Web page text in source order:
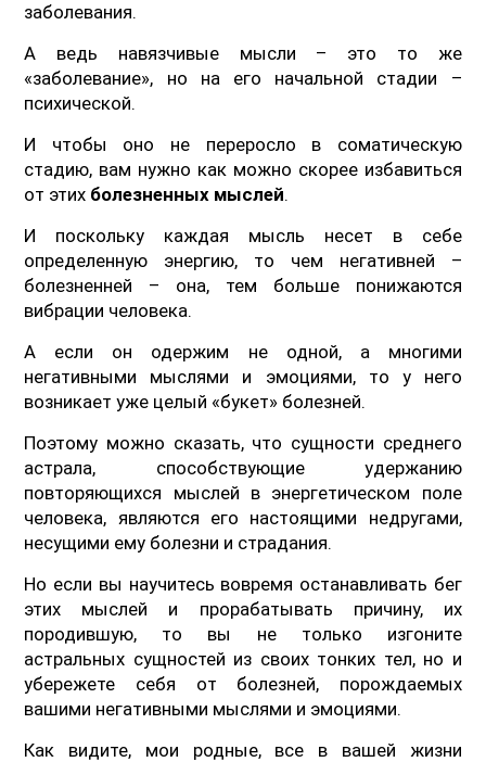
заболевания.
А ведь навязчивые мысли – это то же
«заболевание», но на его начальной стадии –
психической.
И чтобы оно не переросло в соматическую
стадию, вам нужно как можно скорее избавиться
от этих болезненных мыслей.
И поскольку каждая мысль несет в себе
определенную энергию, то чем негативней –
болезненней – она, тем больше понижаются
вибрации человека.
А если он одержим не одной, а многими
негативными мыслями и эмоциями, то у него
возникает уже целый «букет» болезней.
Поэтому можно сказать, что сущности среднего
астрала, способствующие удержанию
повторяющихся мыслей в энергетическом поле
человека, являются его настоящими недругами,
несущими ему болезни и страдания.
Но если вы научитесь вовремя останавливать бег
этих мыслей и прорабатывать причину, их
породившую, то вы не только изгоните
астральных сущностей из своих тонких тел, но и
убережете себя от болезней, порождаемых
вашими негативными мыслями и эмоциями.
Как видите, мои родные, все в вашей жизни